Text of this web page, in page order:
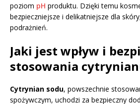
poziom pH produktu. Dzięki temu
bezpieczniejsze i delikatniejsze dla
podrażnień.
Jaki jest wpływ i
stosowania
Cytrynian sodu, powszechnie
spożywczym, uchodzi za bezpieczny